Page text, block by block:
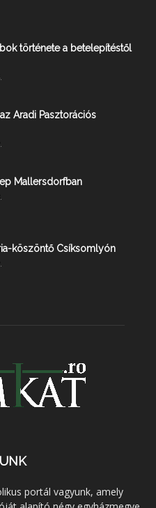
története a betelepítéstől
Aradi Pasztorációs
Mallersdorfban
köszöntő Csíksomlyón
portál vagyunk, amely